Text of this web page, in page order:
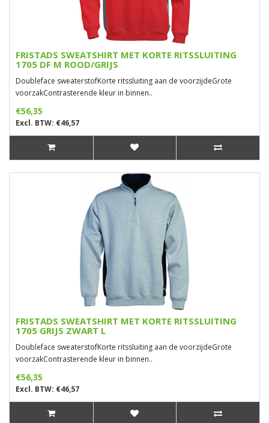
FRISTADS SWEATSHIRT MET KORTE RITSSLUITING
1705 DF M ROOD/GRIJS
Doubleface sweaterstofKorte ritssluiting aan de voorzijdeGrote
voorzakContrasterende kleur in binnen..
€56,35
Excl. BTW: €46,57
FRISTADS SWEATSHIRT MET KORTE RITSSLUITING
1705 GRIJS ZWART L
Doubleface sweaterstofKorte ritssluiting aan de voorzijdeGrote
voorzakContrasterende kleur in binnen..
€56,35
Excl. BTW: €46,57